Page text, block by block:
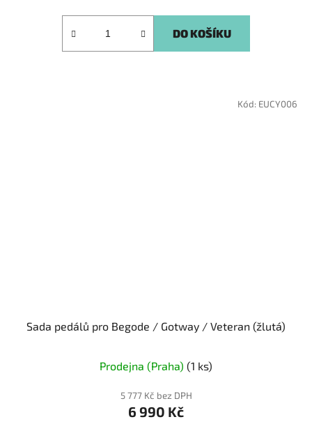
DO KOŠÍKU
Sada pedálů pro Begode / Gotway / Veteran (žlutá)
Prodejna (Praha) (1 ks)
5 777 Kč bez DPH
6 990 Kč
Kód: EUCY006